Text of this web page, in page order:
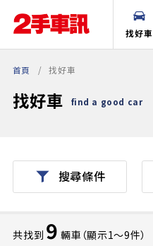
找好車
首頁 找好車
找好車 find a good car
搜尋條件
共找到 9 輛車（顯示1〜9件）